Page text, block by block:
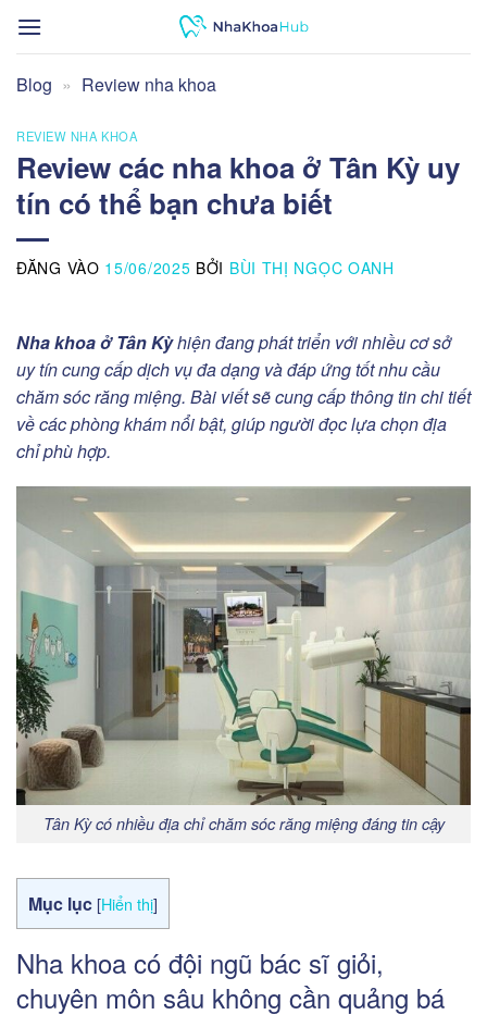
qua
dung
Blog » Review nha khoa
REVIEW NHA KHOA
Review các nha khoa ở Tân Kỳ uy
tín có thể bạn chưa biết
ĐĂNG VÀO 15/06/2025 BỞI BÙI THỊ NGỌC OANH
Nha khoa ở Tân Kỳhiện đang phát triển với nhiều cơ sở
uy tín cung cấp dịch vụ đa dạng và đáp ứng tốt nhu cầu
chăm sóc răng miệng. Bài viết sẽ cung cấp thông tin chi tiết
về các phòng khám nổi bật, giúp người đọc lựa chọn địa
chỉ phù hợp.
Tân Kỳ có nhiều địa chỉ chăm sóc răng miệng đáng tin cậy
Mục lục [Hiển thị]
Nha khoa có đội ngũ bác sĩ giỏi,
chuyên môn sâu không cần quảng bá